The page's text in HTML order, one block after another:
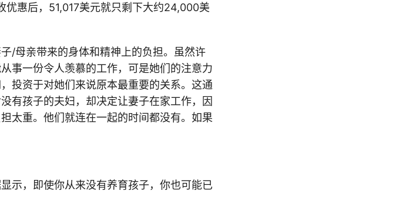
优惠后，51,017美元就只剩下大约24,000美
/母亲带来的身体和精神上的负担。虽然许
事一份令人羡慕的工作，可是她们的注意力
投资于对她们来说原本最重要的关系。这通
有孩子的夫妇，却决定让妻子在家工作，因
太重。他们就连在一起的时间都没有。如果
示，即使你从来没有养育孩子，你也可能已